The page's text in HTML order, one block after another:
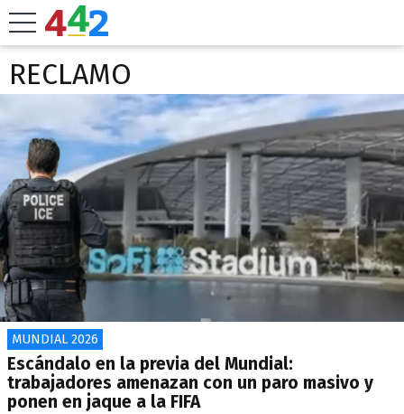
RECLAMO
MUNDIAL 2026
Escándalo en la previa del Mundial:
trabajadores amenazan con un paro masivo y
ponen en jaque a la FIFA